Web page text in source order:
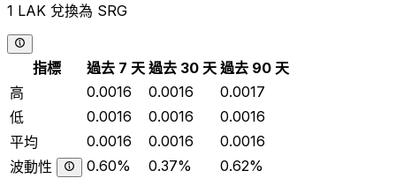
1 LAK 兌換為 SRG
指標 過去 7 天 過去 30 天 過去 90 天
高
0.0016 0.0016
0.0017
低
0.0016 0.0016
0.0016
平均
0.0016 0.0016
0.0016
波動性
0.60% 0.37% 0.62%